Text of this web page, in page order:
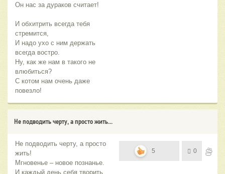
Он нас за дураков считает!
И обхитрить всегда тебя
стремится,
И надо ухо с ним держать
всегда востро.
Ну, как же нам в такого не
влюбиться?
С котом нам очень даже
повезло!
Не подводить черту, а просто жить...
Не подводить черту, а просто
жить!
Мгновенье – новое познанье.
И каждый день себя творить
5 0